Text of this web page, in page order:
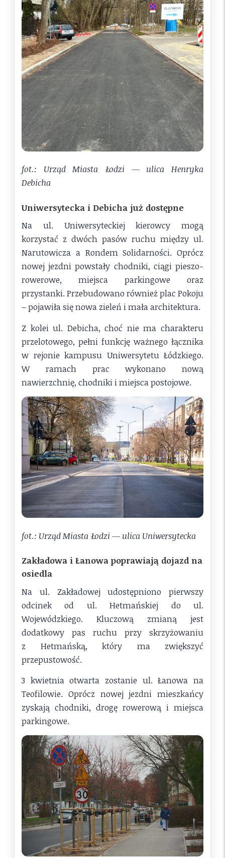
fot.: Urząd Miasta Łodzi — ulica Henryka
Debicha
Uniwersytecka i Debicha już dostępne
Na ul. Uniwersyteckiej kierowcy mogą
korzystać z dwóch pasów ruchu między ul.
Narutowicza a Rondem Solidarności. Oprócz
nowej jezdni powstały chodniki, ciągi pieszo-
rowerowe, miejsca parkingowe oraz
przystanki. Przebudowano również plac Pokoju
– pojawiła się nowa zieleń i mała architektura.
Z kolei ul. Debicha, choć nie ma charakteru
przelotowego, pełni funkcję ważnego łącznika
w rejonie kampusu Uniwersytetu Łódzkiego.
W ramach prac wykonano nową
nawierzchnię, chodniki i miejsca postojowe.
fot.: Urząd Miasta Łodzi — ulica Uniwersytecka
Zakładowa i Łanowa poprawiają dojazd na
osiedla
Na ul. Zakładowej udostępniono pierwszy
odcinek od ul. Hetmańskiej do ul.
Wojewódzkiego. Kluczową zmianą jest
dodatkowy pas ruchu przy skrzyżowaniu
z Hetmańską, który ma zwiększyć
przepustowość.
3 kwietnia otwarta zostanie ul. Łanowa na
Teofilowie. Oprócz nowej jezdni mieszkańcy
zyskają chodniki, drogę rowerową i miejsca
parkingowe.